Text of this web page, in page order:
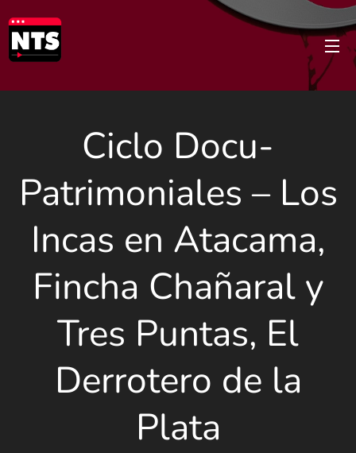
Ciclo Docu-
Patrimoniales – Los
Incas en Atacama,
Fincha Chañaral y
Tres Puntas, El
Derrotero de la
Plata